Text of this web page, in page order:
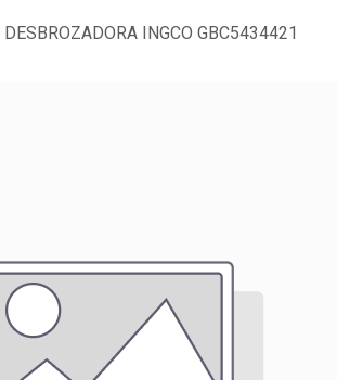
DESBROZADORA INGCO GBC5434421